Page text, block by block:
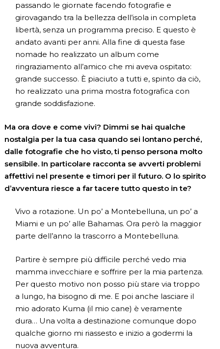
passando le giornate facendo fotografie e
girovagando tra la bellezza dell’isola in completa
libertà, senza un programma preciso. E questo è
andato avanti per anni. Alla fine di questa fase
nomade ho realizzato un album come
ringraziamento all’amico che mi aveva ospitato:
grande successo. È piaciuto a tutti e, spinto da ciò,
ho realizzato una prima mostra fotografica con
grande soddisfazione.
Ma ora dove e come vivi? Dimmi se hai qualche
nostalgia per la tua casa quando sei lontano perché,
dalle fotografie che ho visto, ti penso persona molto
sensibile. In particolare racconta se avverti problemi
affettivi nel presente e timori per il futuro. O lo spirito
d’avventura riesce a far tacere tutto questo in te?
Vivo a rotazione. Un po’ a Montebelluna, un po’ a
Miami e un po’ alle Bahamas. Ora però la maggior
parte dell’anno la trascorro a Montebelluna.
Partire è sempre più difficile perché vedo mia
mamma invecchiare e soffrire per la mia partenza.
Per questo motivo non posso più stare via troppo
a lungo, ha bisogno di me. E poi anche lasciare il
mio adorato Kuma (il mio cane) è veramente
dura… Una volta a destinazione comunque dopo
qualche giorno mi riassesto e inizio a godermi la
nuova avventura.